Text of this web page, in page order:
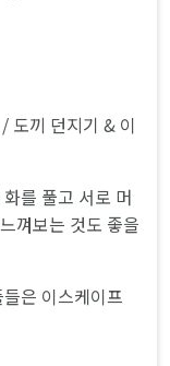
도끼 던지기 & 이
를 풀고 서로 머
껴보는 것도 좋을
은 이스케이프